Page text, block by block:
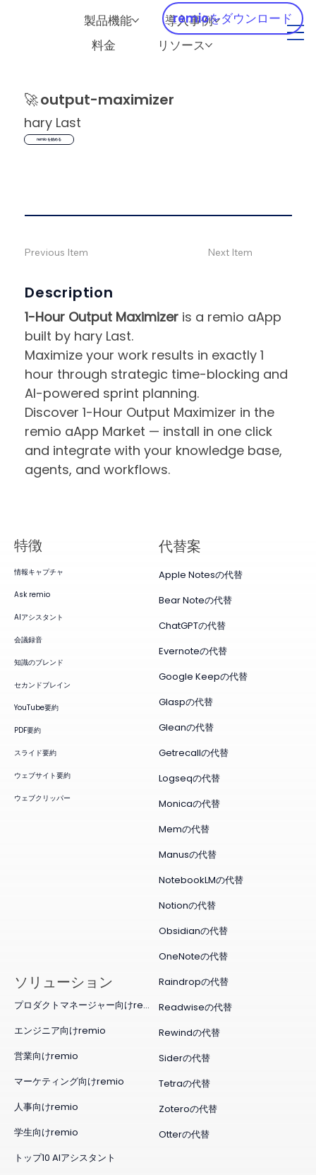
製品機能
導入事例
料金
リソース
remioをダウンロード
🚀output-maximizer
hary Last
remio を始める
Description
1-Hour Output Maximizer is a remio aApp
built by hary Last.
Maximize your work results in exactly 1
hour through strategic time-blocking and
AI-powered sprint planning.
Discover 1-Hour Output Maximizer in the
remio aApp Market — install in one click
and integrate with your knowledge base,
agents, and workflows.
Previous Item Next Item
特徴
情報キャプチャ
Ask remio
AIアシスタント
会議録音
知識のブレンド
セカンドブレイン
YouTube要約
PDF要約
スライド要約
ウェブサイト要約
ウェブクリッパー
代替案
Apple Notesの代替
Bear Noteの代替
ChatGPTの代替
Evernoteの代替
Google Keepの代替
Glaspの代替
Gleanの代替
Getrecallの代替
Logseqの代替
Monicaの代替
Memの代替
Manusの代替
NotebookLMの代替
Notionの代替
Obsidianの代替
OneNoteの代替
Raindropの代替
Readwiseの代替
Rewindの代替
Siderの代替
Tetraの代替
Zoteroの代替
Otterの代替
ソリューション
プロダクトマネージャー向けremio
エンジニア向けremio
営業向けremio
マーケティング向けremio
人事向けremio
学生向けremio
トップ10 AIアシスタント